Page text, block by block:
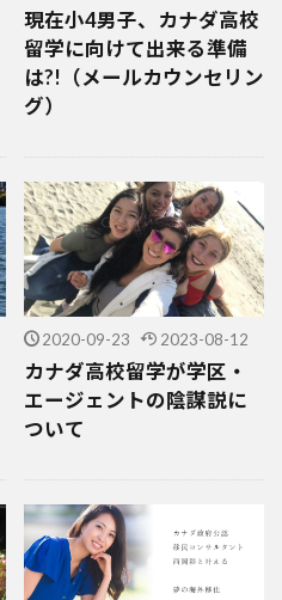
現在小4男子、カナダ高校
留学に向けて出来る準備
は?!（メールカウンセリン
グ）
2020-09-23 2023-08-12
カナダ高校留学が学区・
エージェントの陰謀説に
ついて